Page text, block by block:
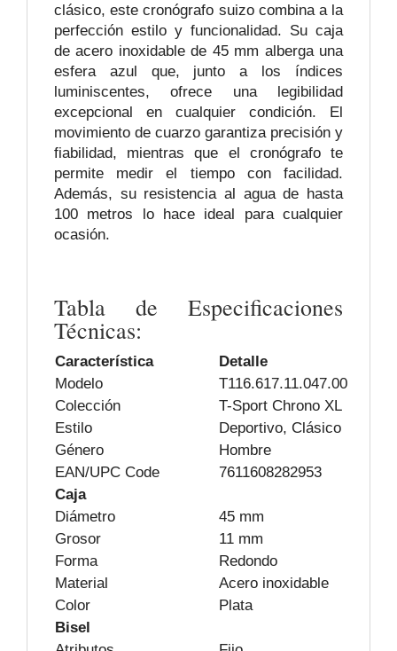
clásico, este cronógrafo suizo combina a la
perfección estilo y funcionalidad. Su caja
de acero inoxidable de 45 mm alberga una
esfera azul que, junto a los índices
luminiscentes, ofrece una legibilidad
excepcional en cualquier condición. El
movimiento de cuarzo garantiza precisión y
fiabilidad, mientras que el cronógrafo te
permite medir el tiempo con facilidad.
Además, su resistencia al agua de hasta
100 metros lo hace ideal para cualquier
ocasión.
Tabla de Especificaciones
Técnicas:
Característica
Detalle
Modelo
T116.617.11.047.00
Colección
T-Sport Chrono XL
Estilo
Deportivo, Clásico
Género
Hombre
EAN/UPC Code
7611608282953
Caja
Diámetro
45 mm
Grosor
11 mm
Forma
Redondo
Material
Acero inoxidable
Color
Plata
Bisel